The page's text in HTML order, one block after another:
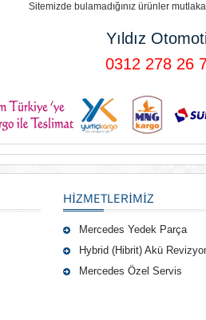
Sitemizde bulamadığınız ürünler
Yıldız
0312 278 26
HIZMETLERIMIZ
Mercedes Yedek Parça
Hybrid (Hibrit) Akü
Mercedes Özel Servis